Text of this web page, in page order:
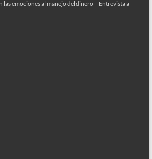
las emociones al manejo del dinero – Entrevista a